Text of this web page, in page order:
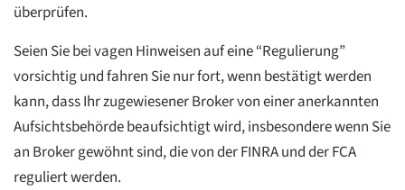
überprüfen.
Seien Sie bei vagen Hinweisen auf eine “Regulierung”
vorsichtig und fahren Sie nur fort, wenn bestätigt werden
kann, dass Ihr zugewiesener Broker von einer anerkannten
Aufsichtsbehörde beaufsichtigt wird, insbesondere wenn Sie
an Broker gewöhnt sind, die von der FINRA und der FCA
reguliert werden.